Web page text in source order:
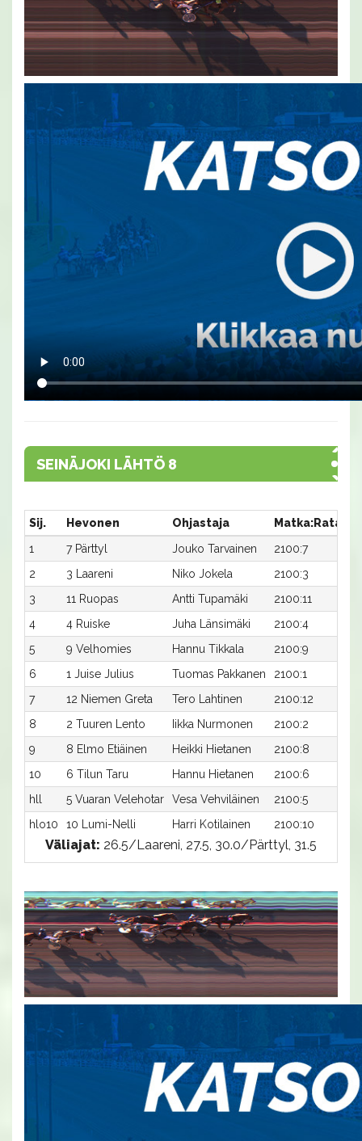
SEINÄJOKI LÄHTÖ 8
Sij. Hevonen Ohjastaja Matka:Rata
1
7 Pärttyl Jouko Tarvainen 2100:7
2
3 Laareni Niko Jokela 2100:3
3
11 Ruopas Antti Tupamäki 2100:11
4
4 Ruiske Juha Länsimäki 2100:4
5
9 Velhomies Hannu Tikkala 2100:9
6
1 Juise Julius Tuomas Pakkanen 2100:1
7
12 Niemen Greta Tero Lahtinen 2100:12
8
2 Tuuren Lento Iikka Nurmonen 2100:2
9
8 Elmo Etiäinen Heikki Hietanen 2100:8
10
6 Tilun Taru Hannu Hietanen 2100:6
hll
5 Vuaran Velehotar Vesa Vehviläinen 2100:5
hlo10
10 Lumi-Nelli Harri Kotilainen 2100:10
Väliajat: 26.5/Laareni, 27.5, 30.0/Pärttyl, 31.5